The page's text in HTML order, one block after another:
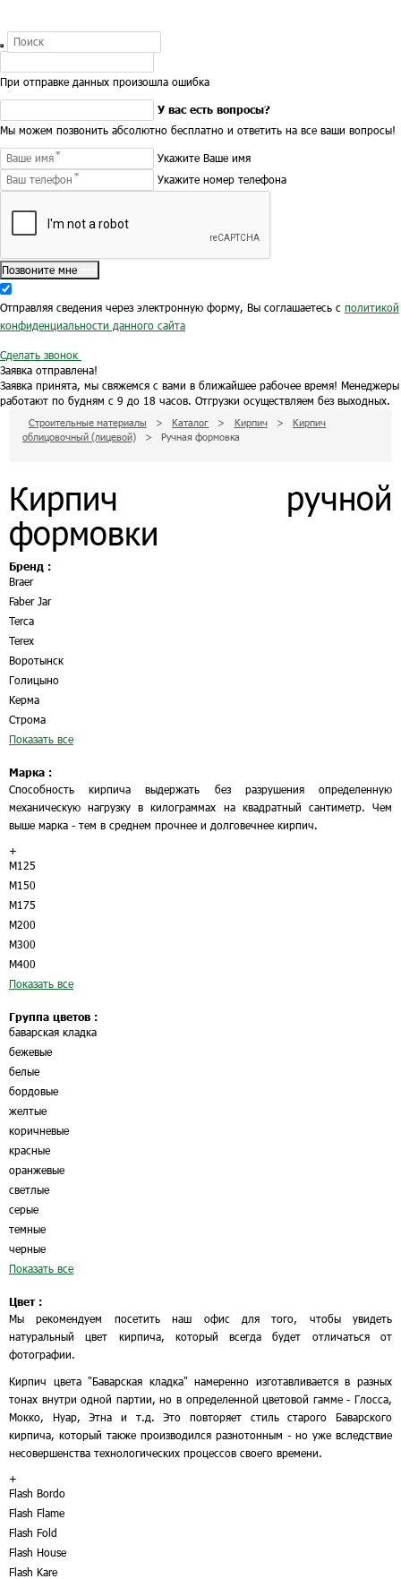
При отправке данных произошла ошибка
У вас есть вопросы?
Мы можем позвонить абсолютно бесплатно и ответить на все ваши вопросы!
Укажите Ваше имя
Укажите номер телефона
Позвоните мне
Отправляя сведения через электронную форму, Вы соглашаетесь с политикой
конфиденциальности данного сайта
Сделать звонок
Заявка отправлена!
Заявка принята, мы свяжемся с вами в ближайшее рабочее время! Менеджеры
работают по будням с 9 до 18 часов. Отгрузки осуществляем без выходных.
Строительные материалы > Каталог > Кирпич >
Кирпич
облицовочный (лицевой)
> Ручная формовка
Кирпич ручной
формовки
Бренд :
Braer
Faber Jar
Terca
Terex
Воротынск
Голицыно
Керма
Строма
Показать все
Марка :
Способность кирпича выдержать без разрушения определенную
механическую нагрузку в килограммах на квадратный сантиметр. Чем
выше марка - тем в среднем прочнее и долговечнее кирпич.
+
М125
М150
М175
М200
М300
М400
Показать все
Группа цветов :
баварская кладка
бежевые
белые
бордовые
желтые
коричневые
красные
оранжевые
светлые
серые
темные
черные
Показать все
Цвет :
Мы рекомендуем посетить наш офис для того, чтобы увидеть
натуральный цвет кирпича, который всегда будет отличаться от
фотографии.
Кирпич цвета "Баварская кладка" намеренно изготавливается в разных
тонах внутри одной партии, но в определенной цветовой гамме - Глосса,
Мокко, Нуар, Этна и т.д. Это повторяет стиль старого Баварского
кирпича, который также производился разнотонным - но уже вследствие
несовершенства технологических процессов своего времени.
+
Flash Bordo
Flash Flame
Flash Fold
Flash House
Flash Kare